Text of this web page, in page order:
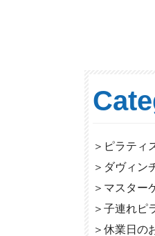
＞ ピラティ
＞ ダヴィン
＞ マスター
＞ 子連れピ
＞ 休業日の